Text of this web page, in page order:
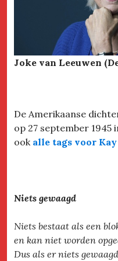
Joke van Leeuwen
De Amerikaanse
op 27 september 1945
ook alle tags voor
Niets gewaagd
Niets bestaat als een
en kan niet worden
Dus als er niets